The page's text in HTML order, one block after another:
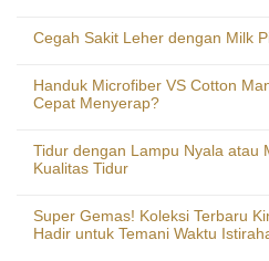
Cegah Sakit Leher dengan Milk
Handuk Microfiber VS Cotton
Cepat Menyerap?
Tidur dengan Lampu Nyala atau
Kualitas Tidur
Super Gemas! Koleksi Terbaru
Hadir untuk Temani Waktu